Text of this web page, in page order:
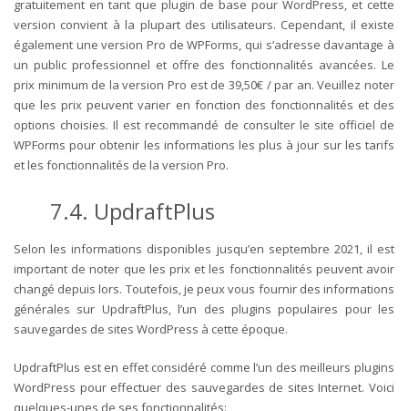
gratuitement en tant que plugin de base pour WordPress, et cette
version convient à la plupart des utilisateurs. Cependant, il existe
également une version Pro de WPForms, qui s’adresse davantage à
un public professionnel et offre des fonctionnalités avancées. Le
prix minimum de la version Pro est de 39,50€ / par an. Veuillez noter
que les prix peuvent varier en fonction des fonctionnalités et des
options choisies. Il est recommandé de consulter le site officiel de
WPForms pour obtenir les informations les plus à jour sur les tarifs
et les fonctionnalités de la version Pro.
7.4. UpdraftPlus
Selon les informations disponibles jusqu’en septembre 2021, il est
important de noter que les prix et les fonctionnalités peuvent avoir
changé depuis lors. Toutefois, je peux vous fournir des informations
générales sur UpdraftPlus, l’un des plugins populaires pour les
sauvegardes de sites WordPress à cette époque.
UpdraftPlus est en effet considéré comme l’un des meilleurs plugins
WordPress pour effectuer des sauvegardes de sites Internet. Voici
quelques-unes de ses fonctionnalités: